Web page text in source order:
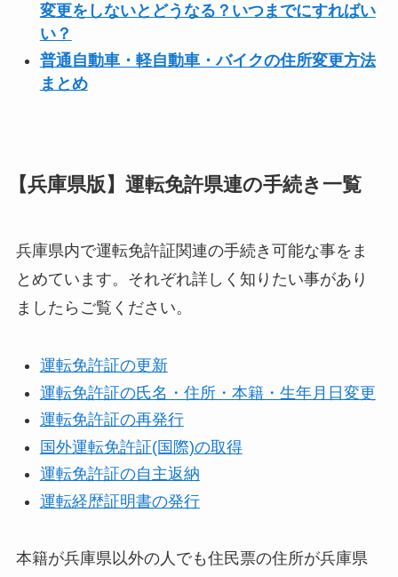
変更をしないとどうなる？いつまでにすればい
い？
普通自動車・軽自動車・バイクの住所変更方法
まとめ
【兵庫県版】運転免許県連の手続き一覧
兵庫県内で運転免許証関連の手続き可能な事をま
とめています。それぞれ詳しく知りたい事があり
ましたらご覧ください。
運転免許証の更新
運転免許証の氏名・住所・本籍・生年月日変更
運転免許証の再発行
国外運転免許証(国際)の取得
運転免許証の自主返納
運転経歴証明書の発行
本籍が兵庫県以外の人でも住民票の住所が兵庫県